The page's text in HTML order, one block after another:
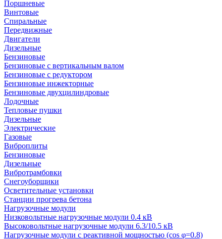
Поршневые
Винтовые
Спиральные
Передвижные
Двигатели
Дизельные
Бензиновые
Бензиновые с вертикальным валом
Бензиновые с редуктором
Бензиновые инжекторные
Бензиновые двухцилиндровые
Лодочные
Тепловые пушки
Дизельные
Электрические
Газовые
Виброплиты
Бензиновые
Дизельные
Вибротрамбовки
Снегоуборщики
Осветительные установки
Станции прогрева бетона
Нагрузочные модули
Низковольтные нагрузочные модули 0.4 кВ
Высоковольтные нагрузочные модули 6.3/10.5 кВ
Нагрузочные модули с реактивной мощностью (cos φ=0.8)